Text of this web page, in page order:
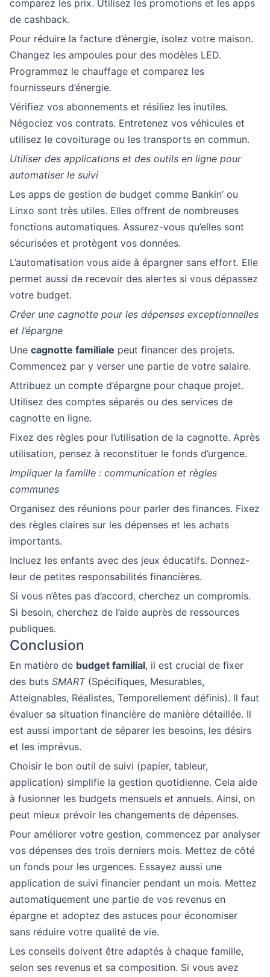
comparez les prix. Utilisez les promotions et les apps
de cashback.
Pour réduire la facture d’énergie, isolez votre maison.
Changez les ampoules pour des modèles LED.
Programmez le chauffage et comparez les
fournisseurs d’énergie.
Vérifiez vos abonnements et résiliez les inutiles.
Négociez vos contrats. Entretenez vos véhicules et
utilisez le covoiturage ou les transports en commun.
Utiliser des applications et des outils en ligne pour
automatiser le suivi
Les apps de gestion de budget comme Bankin’ ou
Linxo sont très utiles. Elles offrent de nombreuses
fonctions automatiques. Assurez-vous qu’elles sont
sécurisées et protègent vos données.
L’automatisation vous aide à épargner sans effort. Elle
permet aussi de recevoir des alertes si vous dépassez
votre budget.
Créer une cagnotte pour les dépenses exceptionnelles
et l’épargne
Une cagnotte familiale peut financer des projets.
Commencez par y verser une partie de votre salaire.
Attribuez un compte d’épargne pour chaque projet.
Utilisez des comptes séparés ou des services de
cagnotte en ligne.
Fixez des règles pour l’utilisation de la cagnotte. Après
utilisation, pensez à reconstituer le fonds d’urgence.
Impliquer la famille : communication et règles
communes
Organisez des réunions pour parler des finances. Fixez
des règles claires sur les dépenses et les achats
importants.
Incluez les enfants avec des jeux éducatifs. Donnez-
leur de petites responsabilités financières.
Si vous n’êtes pas d’accord, cherchez un compromis.
Si besoin, cherchez de l’aide auprès de ressources
publiques.
Conclusion
En matière de budget familial, il est crucial de fixer
des buts SMART(Spécifiques, Mesurables,
Atteignables, Réalistes, Temporellement définis). Il faut
évaluer sa situation financière de manière détaillée. Il
est aussi important de séparer les besoins, les désirs
et les imprévus.
Choisir le bon outil de suivi (papier, tableur,
application) simplifie la gestion quotidienne. Cela aide
à fusionner les budgets mensuels et annuels. Ainsi, on
peut mieux prévoir les changements de dépenses.
Pour améliorer votre gestion, commencez par analyser
vos dépenses des trois derniers mois. Mettez de côté
un fonds pour les urgences. Essayez aussi une
application de suivi financier pendant un mois. Mettez
automatiquement une partie de vos revenus en
épargne et adoptez des astuces pour économiser
sans réduire votre qualité de vie.
Les conseils doivent être adaptés à chaque famille,
selon ses revenus et sa composition. Si vous avez